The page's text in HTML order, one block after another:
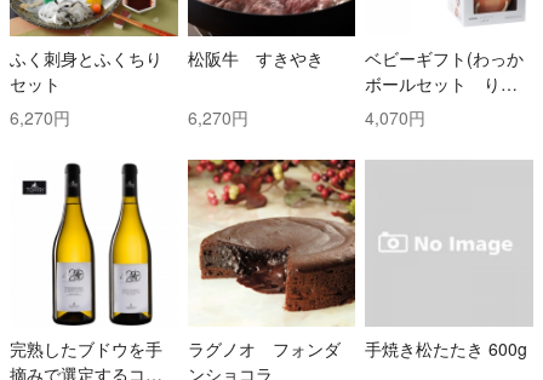
ふく刺身とふくちり
セット
6,270円
松阪牛 すきやき
6,270円
ベビーギフト(わっか
ボールセット りん
ご・しまりす)
4,070円
完熟したブドウを手
摘みで選定するコス
ラグノオ フォンダ
ンショコラ
手焼き松たたき 600g